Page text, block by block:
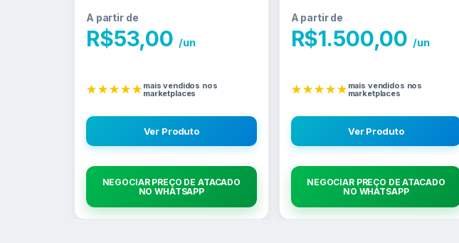
A partir de
R$53,00 /un
★★★★★mais vendidos nos
marketplaces
Ver Produto
NEGOCIAR PREÇO DE ATACADO
NO WHATSAPP
A partir de
R$1.500,00 /un
★★★★★mais vendidos nos
marketplaces
Ver Produto
NEGOCIAR PREÇO DE ATACADO
NO WHATSAPP